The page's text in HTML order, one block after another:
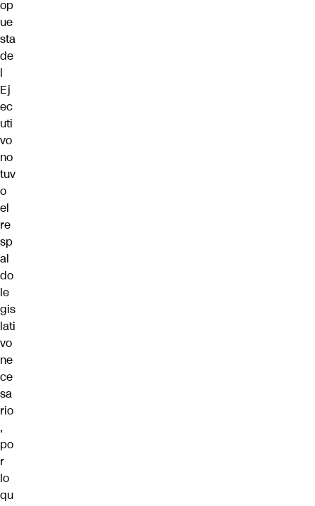
op
ue
sta
de
l
Ej
ec
uti
vo
no
tuv
o
el
re
sp
al
do
le
gis
lati
vo
ne
ce
sa
rio
,
po
r
lo
qu